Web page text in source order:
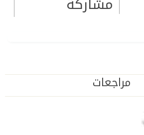
مراجعات